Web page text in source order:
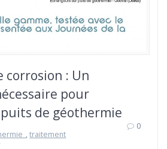
: Un
pour
de géothermie
,traitement
0